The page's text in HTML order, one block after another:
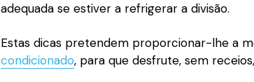
adequada se estiver a refrigerar a divisão.
Estas dicas pretendem proporcionar-lhe a
condicionado, para que desfrute, sem